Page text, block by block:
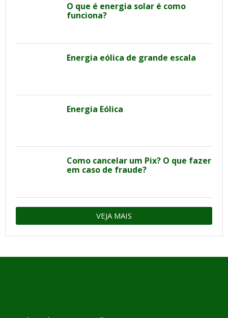
O que é energia solar é como
funciona?
Energia eólica de grande escala
Energia Eólica
Como cancelar um Pix? O que fazer
em caso de fraude?
VEJA MAIS